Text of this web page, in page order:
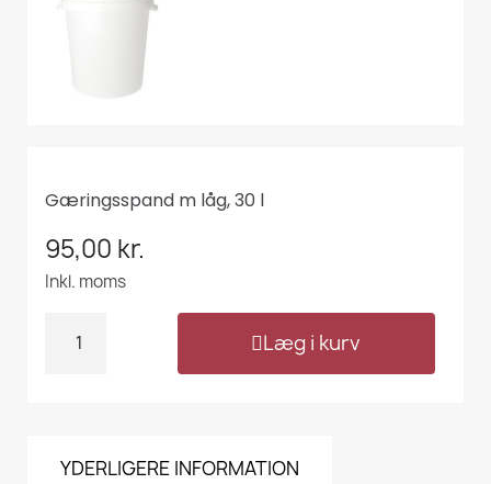
Gæringsspand m låg, 30 l
95,00 kr.
Inkl. moms
Læg i kurv
YDERLIGERE INFORMATION